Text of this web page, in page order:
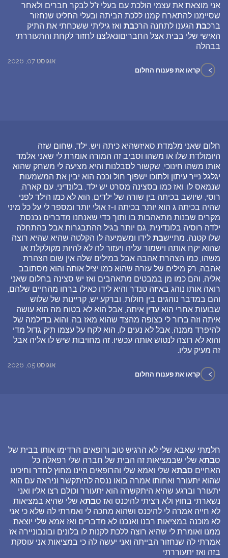
אני מוצאת את עצמי הולכת עם בעלי ז"ל לבקר חברים ולאחר
שסיימנו להתארח קמנו ללכת הביתה ובעלי החליט שנחזור
ברכבת הגענו לתחנה הרכבת ואז גיליתי ששכחתי את התיק
האישי שלי בבית אצל החבריםונאלצנו לחזור לקחת והתעוררתי
בבהלה
אוגוסט 07, 2026
> קראו את פענוח החלום
חלום שאני מלמדת סאיזשהיא כיתה ויש, ילד, שחום שזה
היומולדת שלו או משהו וסביב זה המורה אומרת לי שאני אלמד
אותו משהו חינוכי, שקשור לסבלנות והיא מציעה לי משחק שהוא
יגלגל נייר עיתון ולתוכו ישפוך חול וככה הוא יבין את המשמעות
שנמאס לו. ואז כמו בסצינה מסרט יש ילד, בלונדיני, עם קארה,
רוסי, שיושב בכיתה בין שורה של ילדים, הוא לא כמו הילד לפני
שהיה בכיתה ג הוא יותר בכיתה ו-ז אולי יותר ומספר לי על כל מיני
מקרים שבנות מתאהבות בו ותוך כדי שאנחנו מדברים נכנסת
ילדה רוסיה בלונדינית, גם יותר בגיל ההתבגרות אבל בהתחלה
שלו קטנה. מתיישבת לידו ומשמיעה לו הקלטה שהיא שהיא רוצה
שהוא יקח אותה וישמור עליה ויעזור לה לא להיות מקולקלת או
משהו, כמו הצהרת אהבה אבל במילים שלה אין שום הצהרת
אהבה, רק מילים של עזרה שהוא כמו יציל אותה והוא מסתובב
אליה, והם כמו מן במבטים מתאהבים ואז יש סצינה בחלום שאני
רואה אותו נוהג באיזה טנדר והיא לידו כאילו ברחו מהחיים שלהם,
והם במדבר נוהגים בין חולות, וברקע יש, קריינות של שלוש
שבועות אחרי הוא עדין איתה, אבל הוא לא בטוח מה הוא עושה
איתה וזה ברור לי כצופה מהצד שהוא מאז בה, והוא בדילמה של
להיפרד ממנה, אבל לא נעים לו, הוא לקח על עצמו תיק גדול מדי
והוא לא רוצה לנטוש אותה עכשיו. זה מחויבות שיש לו אליה אבל
זה מעיק עליו.
אוגוסט 05, 2026
> קראו את פענוח החלום
חלמתי שאבא שלי לא הרגיש טוב ורופאים הרדימו אותו בבית של
סבתא שלי שבמציאות זה הבית של חברה שלי רפאלה כל
האחיים סבתא שלי ואמא שלי והרופאים היינו מחוץ לחדר וחיכינו
שהוא יתעורר ואחותו אמרה בואו ננסה להיתקשר וניראה עם הוא
יתעורר וברגע שהיא היתקשרה הוא יתעורר וכולם רצו אליו ואני
נשארתי בחוץ ולא רציתי להיכנס ואז סבתא שלי שהיא במציאות
לא חייה אמרה לי להיכנס ושהוא מחכה לי ואמרתי לה שלא כי אני
לא מוכנה במציאות רבנו ואנכנו לא מדברים ואז אמא שלי יוצאת
ממנו ואומרת לי שהיא רוצה ללכת לקנות לו בלונים ובונבוניירה אז
אמרתי לה שנחזור הבייתה ואני יעשה לה כי במציאות אני עוסקת
בזה ואז יתעוררתי